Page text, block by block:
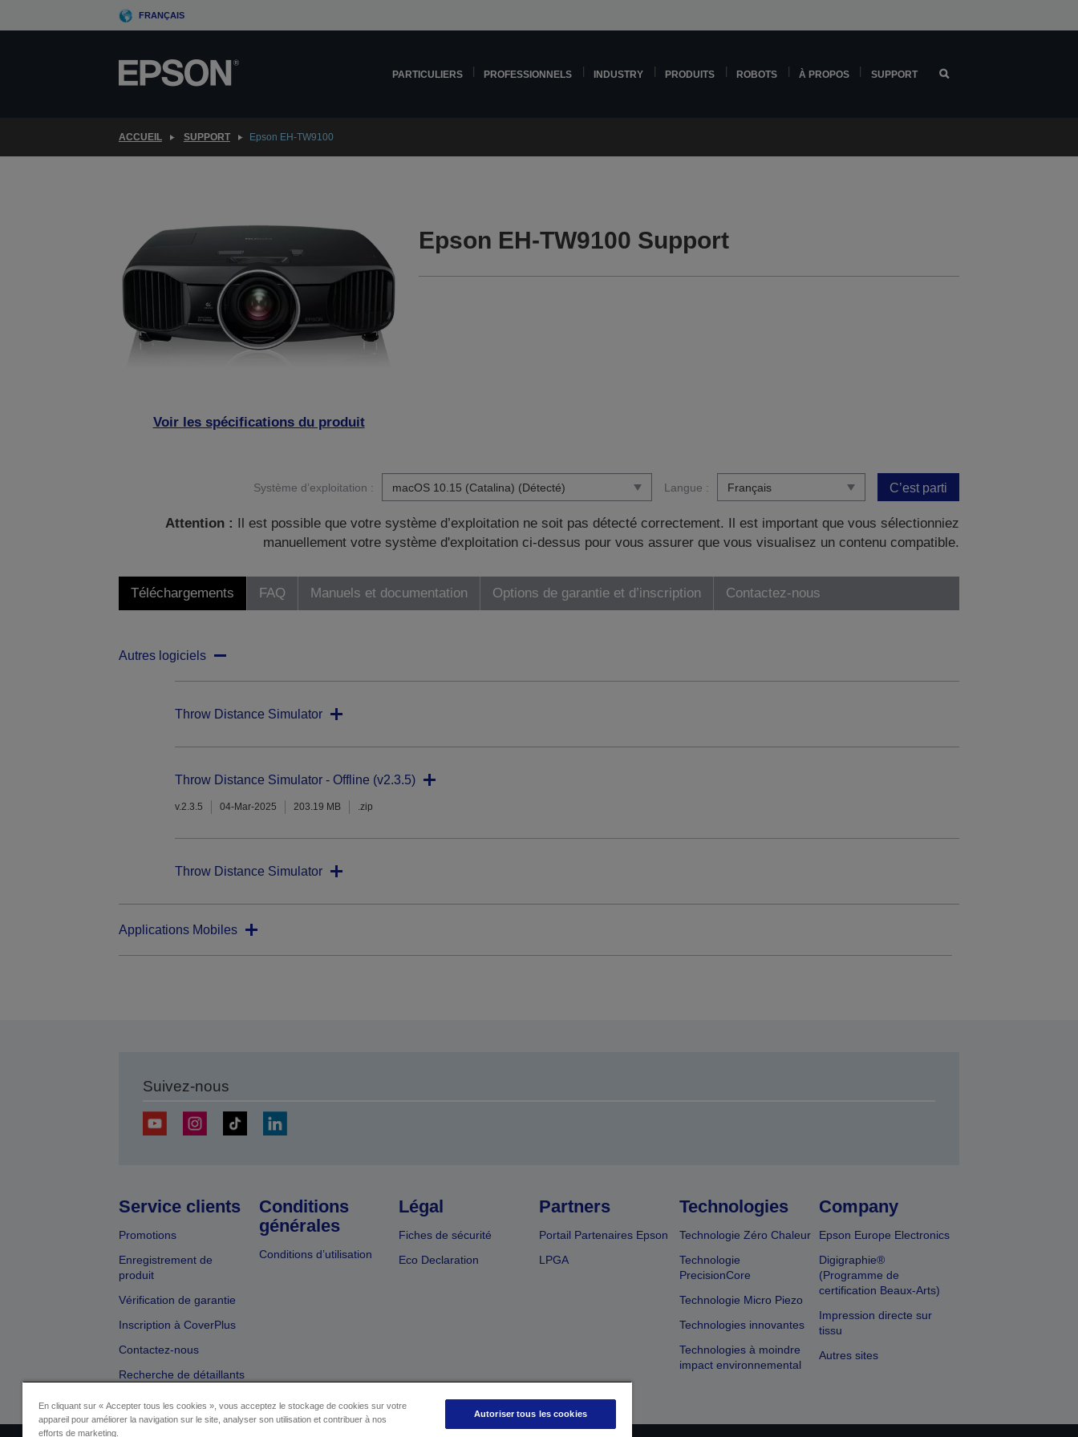
to
FRANÇAIS
PARTICULIERS PROFESSIONNELS INDUSTRY PRODUITS ROBOTS À PROPOS SUPPORT
ACCUEIL SUPPORT Epson EH-TW9100
Voir les spécifications du produit
Epson EH-TW9100 Support
Système d’exploitation : Langue : C’est parti
Attention :
Il est possible que votre système d’exploitation ne soit pas détecté correctement. Il est important que vous sélectionniez
manuellement votre système d'exploitation ci-dessus pour vous assurer que vous visualisez un contenu compatible.
Téléchargements FAQ Manuels et documentation Options de garantie et d’inscription Contactez-nous
Autres logiciels
Throw Distance Simulator
Throw Distance Simulator - Offline (v2.3.5)
v.2.3.5 04-Mar-2025 203.19 MB .zip
Throw Distance Simulator
Applications Mobiles
Suivez-nous
Service clients
Promotions
Enregistrement de
produit
Vérification de garantie
Inscription à CoverPlus
Contactez-nous
Recherche de détaillants
Conditions
générales
Conditions d’utilisation
Légal
Fiches de sécurité
Eco Declaration
Partners
Portail Partenaires Epson
LPGA
Technologies
Technologie Zéro Chaleur
Technologie
PrecisionCore
Technologie Micro Piezo
Technologies innovantes
Technologies à moindre
impact environnemental
Company
Epson Europe Electronics
Digigraphie®
(Programme de
certification Beaux-Arts)
Impression directe sur
tissu
Autres sites
En cliquant sur « Accepter tous les cookies », vous acceptez le stockage de cookies sur votre
appareil pour améliorer la navigation sur le site, analyser son utilisation et contribuer à nos
efforts de marketing.
Autoriser tous les cookies